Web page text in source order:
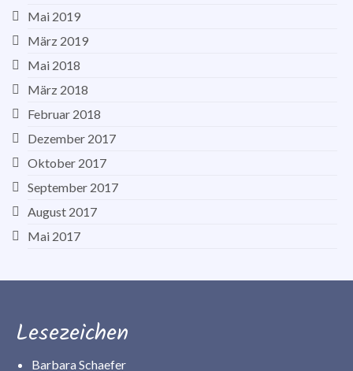
Mai 2019
März 2019
Mai 2018
März 2018
Februar 2018
Dezember 2017
Oktober 2017
September 2017
August 2017
Mai 2017
Lesezeichen
Barbara Schaefer